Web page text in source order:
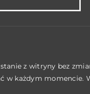
z witryny bez
każdym momencie.